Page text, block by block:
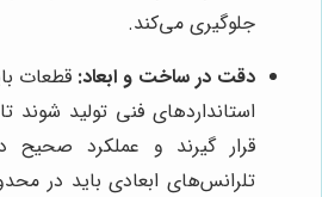
جلوگیری می‌کند.
دقت در ساخت و ابعاد: قطعات
استانداردهای فنی تولید
قرار گیرند و عملکرد صحیح
تلرانس‌های ابعادی باید در